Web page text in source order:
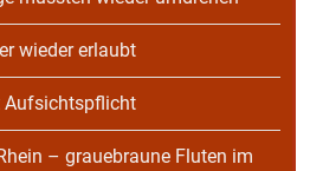
wieder erlaubt
Aufsichtspflicht
– grauebraune Fluten im